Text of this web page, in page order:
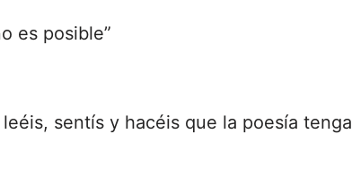
es posible”
sentís y hacéis que la poesía tenga